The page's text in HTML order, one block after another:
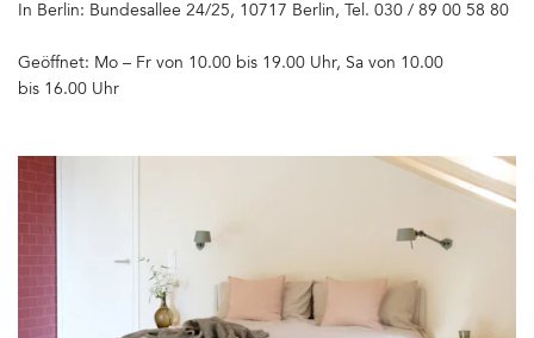
In Berlin: Bundesallee 24/25, 10717 Berlin, Tel. 030 / 89 00 58 80
Geöffnet: Mo – Fr von 10.00 bis 19.00 Uhr, Sa von 10.00
bis 16.00 Uhr